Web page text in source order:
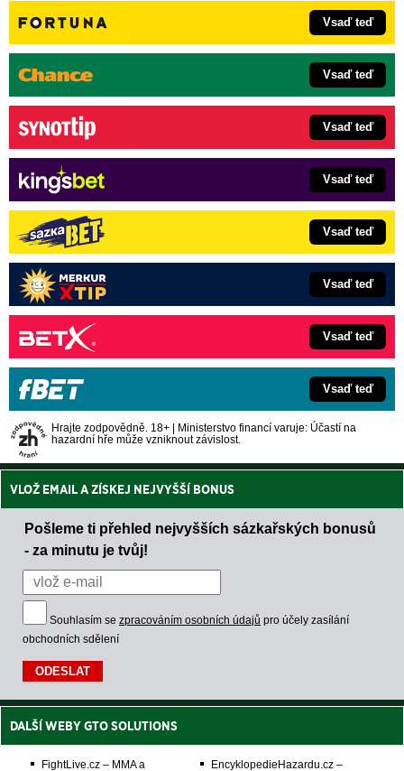
Vsaď teď
Vsaď teď
Vsaď teď
Vsaď teď
Vsaď teď
Vsaď teď
Vsaď teď
Vsaď teď
Hrajte zodpovědně. 18+ | Ministerstvo financí varuje: Účastí na
hazardní hře může vzniknout závislost.
VLOŽ EMAIL A ZÍSKEJ NEJVYŠŠÍ BONUS
Pošleme ti přehled nejvyšších sázkařských bonusů
- za minutu je tvůj!
Souhlasím se zpracováním osobních údajů pro účely zasílání
obchodních sdělení
DALŠÍ WEBY GTO SOLUTIONS
FightLive.cz – MMA a EncyklopedieHazardu.cz –